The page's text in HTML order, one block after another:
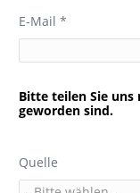
E-Mail *
Bitte teilen Sie uns
geworden sind.
Quelle